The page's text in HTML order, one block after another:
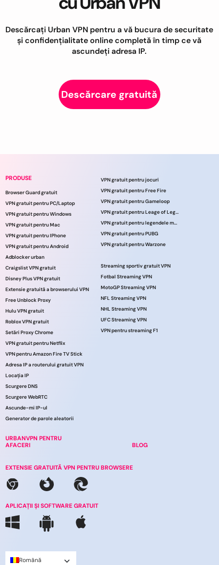
Descărcați Urban VPN pentru a vă bucura de securitate
și confidențialitate online completă în timp ce vă
ascundeți adresa IP.
Descărcare gratuită
PRODUSE
Browser Guard gratuit
VPN gratuit pentru PC/Laptop
VPN gratuit pentru Windows
VPN gratuit pentru Mac
VPN gratuit pentru IPhone
VPN gratuit pentru Android
Adblocker urban
Craigslist VPN gratuit
Disney Plus VPN gratuit
Extensie gratuită a browserului VPN
Free Unblock Proxy
Hulu VPN gratuit
Roblox VPN gratuit
Setări Proxy Chrome
VPN gratuit pentru Netflix
VPN pentru Amazon Fire TV Stick
Adresa IP a routerului gratuit VPN
Locația IP
Scurgere DNS
Scurgere WebRTC
Ascunde-mi IP-ul
Generator de parole aleatorii
URBANVPN PENTRU
AFACERI
VPN gratuit pentru jocuri
VPN gratuit pentru Free Fire
VPN gratuit pentru Gameloop
VPN gratuit pentru Leage of Legends
VPN gratuit pentru legendele mobile
VPN gratuit pentru PUBG
VPN gratuit pentru Warzone
Streaming sportiv gratuit VPN
Fotbal Streaming VPN
MotoGP Streaming VPN
NFL Streaming VPN
NHL Streaming VPN
UFC Streaming VPN
VPN pentru streaming F1
BLOG
EXTENSIE GRATUITĂ VPN PENTRU BROWSERE
APLICAȚII ȘI SOFTWARE GRATUIT
Română